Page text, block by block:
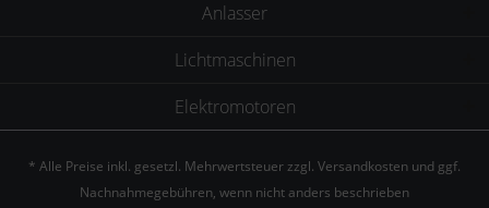
Anlasser
Lichtmaschinen
Elektromotoren
* Alle Preise inkl. gesetzl. Mehrwertsteuer zzgl. Versandkosten und ggf.
Nachnahmegebühren, wenn nicht anders beschrieben